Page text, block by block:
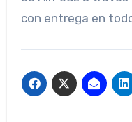
con entrega en